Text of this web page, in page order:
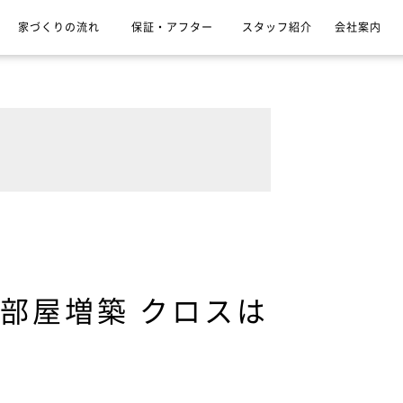
家づくりの流れ 保証・アフター スタッフ紹介 会社案内
屋増築 クロスは